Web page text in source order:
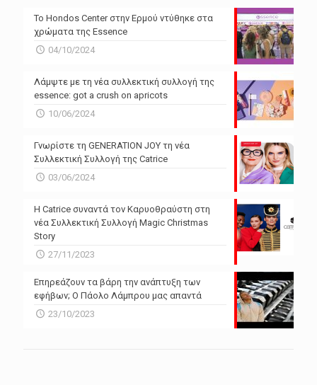
Το Hondos Center στην Ερμού ντύθηκε στα
χρώματα της Essence
04/10/2024
Λάμψτε με τη νέα συλλεκτική συλλογή της
essence: got a crush on apricots
10/06/2024
Γνωρίστε τη GENERATION JOY τη νέα
Συλλεκτική Συλλογή της Catrice
03/06/2024
Η Catrice συναντά τον Καρυοθραύστη στη
νέα Συλλεκτική Συλλογή Magic Christmas
Story
27/11/2023
Επηρεάζουν τα βάρη την ανάπτυξη των
εφήβων; Ο Πάολο Λάμπρου μας απαντά
23/10/2023